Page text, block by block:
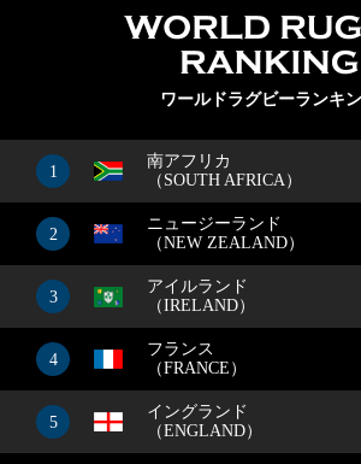
ワールドラグビーランキ
1
南アフリカ
（SOUTH AFRICA）
2
ニュージーランド
（NEW ZEALAND）
3
アイルランド
（IRELAND）
4
フランス
（FRANCE）
5
イングランド
（ENGLAND）